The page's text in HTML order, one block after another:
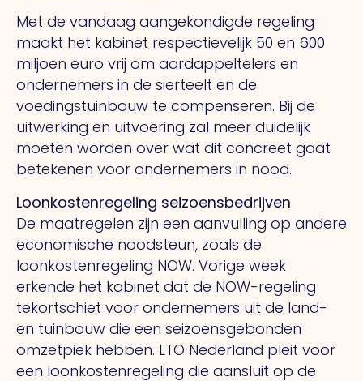
Met de vandaag aangekondigde regeling
maakt het kabinet respectievelijk 50 en 600
miljoen euro vrij om aardappeltelers en
ondernemers in de sierteelt en de
voedingstuinbouw te compenseren. Bij de
uitwerking en uitvoering zal meer duidelijk
moeten worden over wat dit concreet gaat
betekenen voor ondernemers in nood.
Loonkostenregeling seizoensbedrijven
De maatregelen zijn een aanvulling op andere
economische noodsteun, zoals de
loonkostenregeling NOW. Vorige week
erkende het kabinet dat de NOW-regeling
tekortschiet voor ondernemers uit de land-
en tuinbouw die een seizoensgebonden
omzetpiek hebben. LTO Nederland pleit voor
een loonkostenregeling die aansluit op de